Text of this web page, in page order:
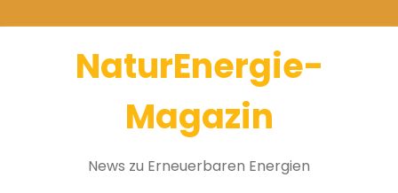
NaturEnergie-
Magazin
News zu Erneuerbaren Energien